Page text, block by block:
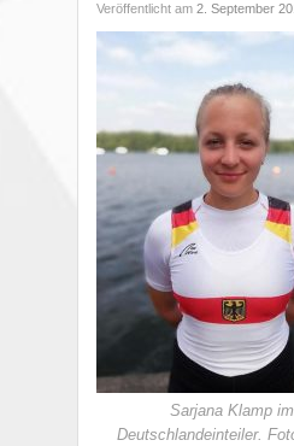
Veröffentlicht am 2. September
Sarjana Klamp im
Deutschlandeinteiler.